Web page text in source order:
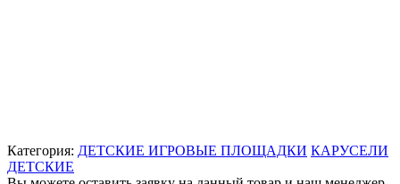
Категория: ДЕТСКИЕ ИГРОВЫЕ ПЛОЩАДКИ КАРУСЕЛИ
ДЕТСКИЕ